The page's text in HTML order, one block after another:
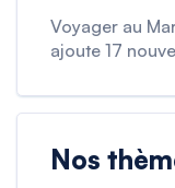
Voyager au
ajoute 17
Nos